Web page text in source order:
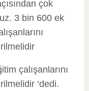
çok
3 bin 600 ek
çalışanlarını
‘dedi.